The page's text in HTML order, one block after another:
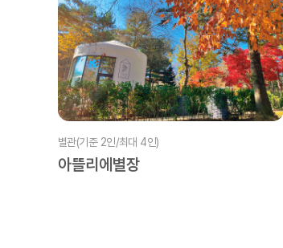
별관(기준 2인/최대 4인)
아뜰리에별장